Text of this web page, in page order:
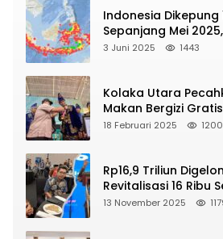
Indonesia Dikepung
Sepanjang Mei
Yang Intens
3 Juni 2025 1443
Kolaka Utara
Makan Bergizi
Terbanyak
18 Februari 2025 1200
Rp16,9 Triliun
Revitalisasi 16 Ribu
Indonesia
13 November 2025